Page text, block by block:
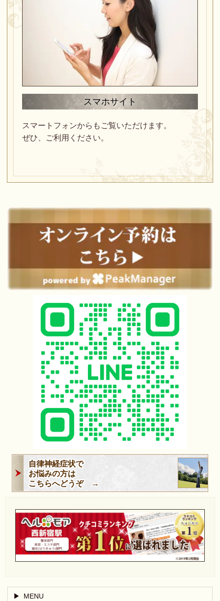
スマホサイト
スマートフォンからもご覧いただけます。
ぜひ、ご利用ください。
自律神経症状で
お悩みの方は
こちらへどうぞ →
MENU